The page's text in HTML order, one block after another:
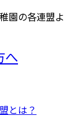
園の各連盟よ
へ
とは？